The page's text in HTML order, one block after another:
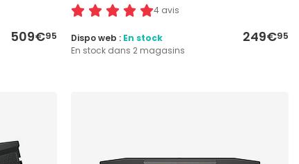
509€95
4 avis
249€95
Dispo web : En stock
En stock dans 2 magasins